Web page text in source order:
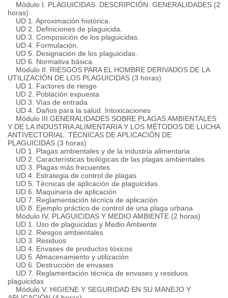
Módulo I. PLAGUICIDAS. DESCRIPCIÓN. GENERALIDADES (2
horas)
UD 1. Aproximación histórica.
UD 2. Definiciones de plaguicida.
UD 3. Composición de los plaguicidas.
UD 4. Formulación.
UD 5. Designación de los plaguicidas.
UD 6. Normativa básica.
Módulo II. RIESGOS PARA EL HOMBRE DERIVADOS DE LA
UTILIZACIÓN DE LOS PLAGUICIDAS (3 horas)
UD 1. Factores de riesgo
UD 2. Población expuesta
UD 3. Vías de entrada
UD 4. Daños para la salud. Intoxicaciones
Módulo III. GENERALIDADES SOBRE PLAGAS AMBIENTALES
Y DE LA INDUSTRIA ALIMENTARIA Y LOS MÉTODOS DE LUCHA
ANTIVECTORIAL. TÉCNICAS DE APLICACIÓN DE
PLAGUICIDAS (3 horas)
UD 1. Plagas ambientales y de la industria alimentaria
UD 2. Características biológicas de las plagas ambientales
UD 3. Plagas más frecuentes
UD 4. Estrategia de control de plagas
UD 5. Técnicas de aplicación de plaguicidas
UD 6. Maquinaria de aplicación
UD 7. Reglamentación técnica de aplicación
UD 8. Ejemplo práctico de control de una plaga urbana
Módulo IV. PLAGUICIDAS Y MEDIO AMBIENTE (2 horas)
UD 1. Uso de plaguicidas y Medio Ambiente
UD 2. Riesgos ambientales
UD 3. Residuos
UD 4. Envases de productos tóxicos
UD 5. Almacenamiento y utilización
UD 6. Destrucción de envases
UD 7. Reglamentación técnica de envases y residuos
plaguicidas
Módulo V. HIGIENE Y SEGURIDAD EN SU MANEJO Y